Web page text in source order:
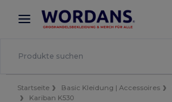
× Wordans App
Bessere Preise in der App!
Startseite Basic Kleidung | Accessoires
Kariban K530